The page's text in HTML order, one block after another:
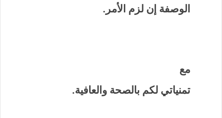
الوصفة إن لزم الأمر.
مع
تمنياتي لكم بالصحة والعافية.